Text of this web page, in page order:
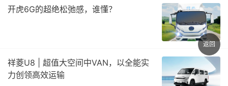
开虎6G的超绝松弛感，谁懂？
祥菱U8 | 超值大空间中VAN，以全能实
力创领高效运输
返回